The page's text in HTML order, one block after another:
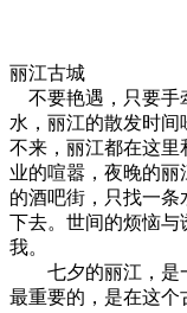
丽江古城
不要艳遇，只要手
水，丽江的散发时
不来，丽江都在这里
业的喧嚣，夜晚的
的酒吧街，只找一
下去。世间的烦恼与
我。
七夕的丽江，是一
最重要的，是在这个